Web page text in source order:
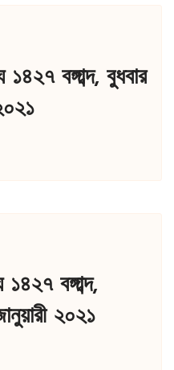
বঙ্গাব্দ, বুধবার
বঙ্গাব্দ,
২০২১